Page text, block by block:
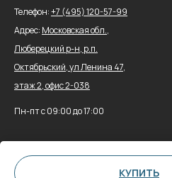
КУПИТЬ
Телефон:+7 (495) 120-57-99
Адрес: Московская обл.,
Люберецкий р-н, р.п.
Октябрьский, ул Ленина 47,
этаж 2, офис 2-038
Пн-пт с 09:00 до 17:00